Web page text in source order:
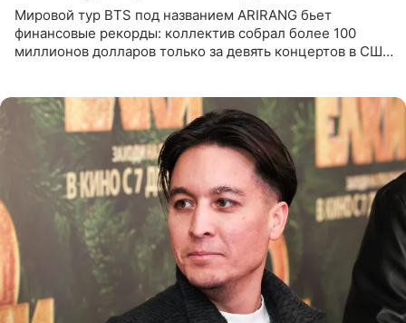
Мировой тур BTS под названием ARIRANG бьет
финансовые рекорды: коллектив собрал более 100
миллионов долларов только за девять концертов в США.